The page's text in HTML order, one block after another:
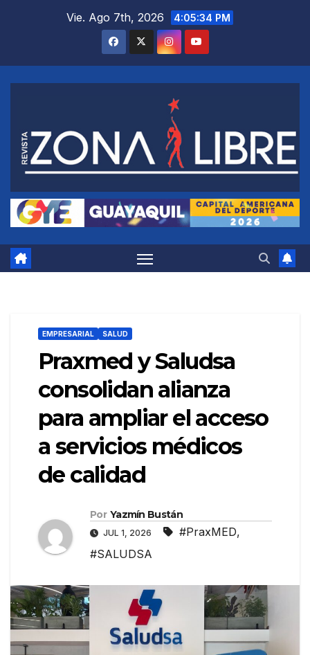
Vie. Ago 7th, 2026 4:05:35 PM
EMPRESARIAL SALUD
Praxmed y Saludsa
consolidan alianza
para ampliar el acceso
a servicios médicos
de calidad
Por Yazmín Bustán
JUL 1, 2026 #PraxMED,
#SALUDSA